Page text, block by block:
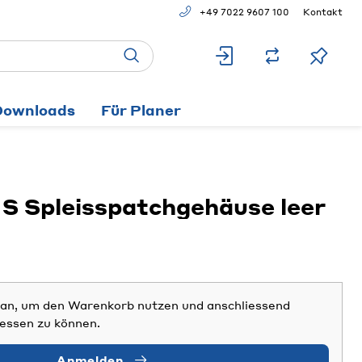
+49 7022 9607 100 Kontakt
Für Planer
Spleisspatchgehäuse leer
um den Warenkorb nutzen und anschliessend
zu können.